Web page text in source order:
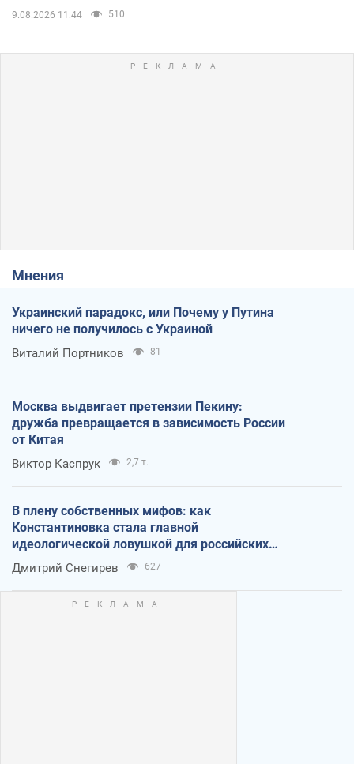
9.08.2026 11:44 510
Мнения
Украинский парадокс, или Почему у Путина
ничего не получилось с Украиной
Виталий Портников 81
Москва выдвигает претензии Пекину:
дружба превращается в зависимость России
от Китая
Виктор Каспрук 2,7 т.
В плену собственных мифов: как
Константиновка стала главной
идеологической ловушкой для российских
оккупантов
Дмитрий Снегирев 627